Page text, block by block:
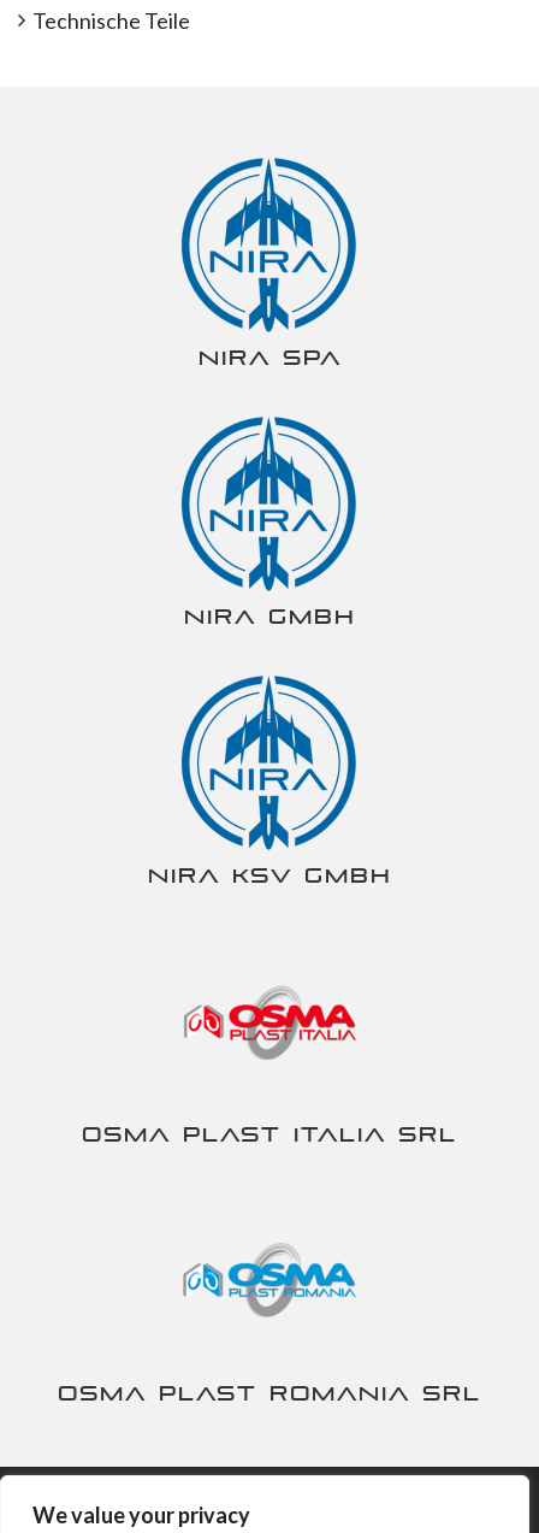
We value your privacy
Technische Teile
NIRA spa
NIRA gmbh
NIRA KSV gmbh
Osma Plast Italia srl
Osma Plast Romania srl
Nira S.p.A. - P.IVA IT00230840167 -